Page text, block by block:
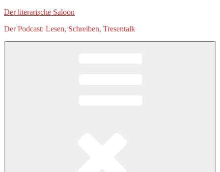
Zum
springen
Der literarische Saloon
Der Podcast: Lesen, Schreiben, Tresentalk